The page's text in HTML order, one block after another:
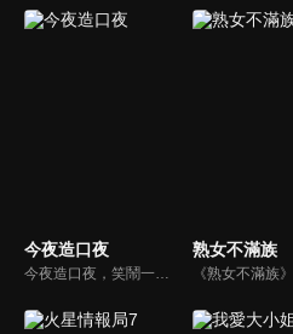
今夜造口夜
今夜造口夜，笑鬧一整夜。以網路自製嘲諷節目走紅、在網路擁有廣大支持群眾和影響力的主播「視網膜」，藉此一揉合綜藝與喜劇之談話性節目，帶觀眾以輕鬆之方式，瞭解時下最熱門、最能引起共鳴的社會議題、現象和人物。 多元的切入角度、最輕鬆易懂的議題剖析、言論尺度不設限！
熟女不滿族